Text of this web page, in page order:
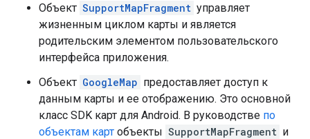
Объект SupportMapFragment управляет
жизненным циклом карты и является
родительским элементом пользовательского
интерфейса приложения.
Объект GoogleMap предоставляет доступ к
данным карты и ее отображению. Это основной
класс SDK карт для Android. В руководстве по
объектам карт объекты SupportMapFragment и